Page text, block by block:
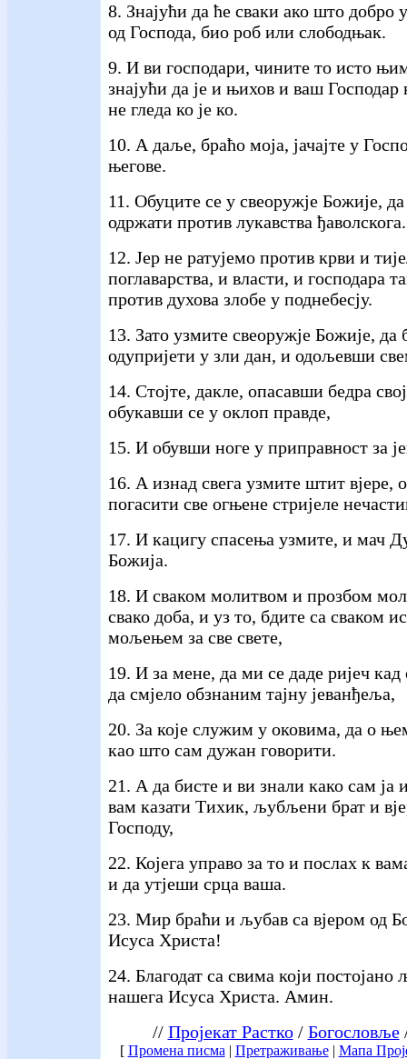
8. Знајући да ће сваки ако што
од Господа, био роб или слободњак.
9. И ви господари, чините то исто
знајући да је и њихов и ваш
не гледа ко је ко.
10. А даље, браћо моја, јачајте у
његове.
11. Обуците се у свеоружје Божије,
одржати против лукавства ђаволскога.
12. Јер не ратујемо против крви и
поглаварства, и власти, и господара
против духова злобе у поднебесју.
13. Зато узмите свеоружје Божије, да
одупријети у зли дан, и одољевши
14. Стојте, дакле, опасавши бедра
обукавши се у оклоп правде,
15. И обувши ноге у приправност за
16. А изнад свега узмите штит вјере,
погасити све огњене стријеле
17. И кацигу спасења узмите, и мач
Божија.
18. И сваком молитвом и прозбом
свако доба, и уз то, бдите са сваком
мољењем за све свете,
19. И за мене, да ми се даде ријеч кад
да смјело обзнаним тајну јеванђеља,
20. За које служим у оковима, да о
као што сам дужан говорити.
21. А да бисте и ви знали како сам ја
вам казати Тихик, љубљени брат и
Господу,
22. Којега управо за то и послах к
и да утјеши срца ваша.
23. Мир браћи и љубав са вјером од
Исуса Христа!
24. Благодат са свима који постојано
нашега Исуса Христа. Амин.
// Пројекат Растко/ Богословље
[ Промена писма| Претраживање| Мапа